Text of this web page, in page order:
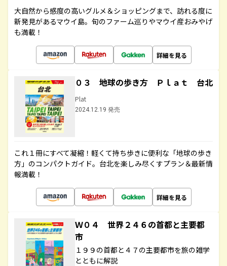
大自然から感度の高いグルメ＆ショッピングまで、訪れる度に
新発見があるマウイ島。旬のファーム巡りやマウイ産おみやげ
も満載！
詳細を見る
０３ 地球の歩き方 Ｐｌａｔ 台北
Plat
2024.12.19 発売
これ１冊にすべて凝縮！軽くて持ち歩きに便利な「地球の歩き
方」のコンパクトガイド。台北を楽しみ尽くすプラン＆最新情
報満載！
詳細を見る
Ｗ０４ 世界２４６の首都と主要都
市
１９９の首都と４７の主要都市を旅の雑学
とともに解説